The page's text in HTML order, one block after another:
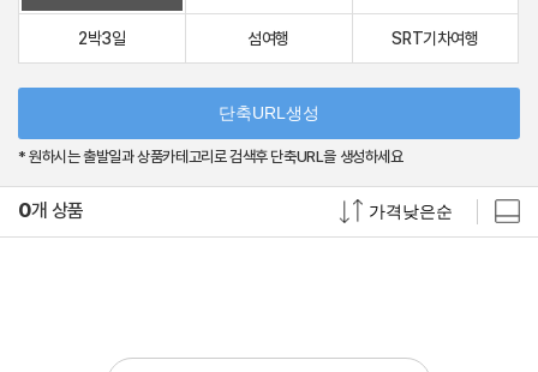
2박3일 섬여행 SRT기차여행
* 원하시는 출발일과 상품카테고리로 검색후 단축URL을 생성하세요
0개 상품